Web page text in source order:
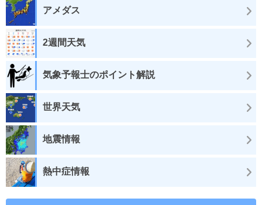
アメダス
2週間天気
気象予報士のポイント解説
世界天気
地震情報
熱中症情報